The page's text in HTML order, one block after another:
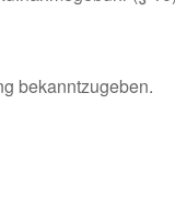
bekanntzugeben.